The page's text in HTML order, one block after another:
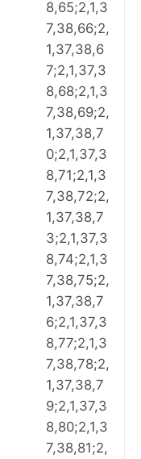
8,65;2,1,3
7,38,66;2,
1,37,38,6
7;2,1,37,3
8,68;2,1,3
7,38,69;2,
1,37,38,7
0;2,1,37,3
8,71;2,1,3
7,38,72;2,
1,37,38,7
3;2,1,37,3
8,74;2,1,3
7,38,75;2,
1,37,38,7
6;2,1,37,3
8,77;2,1,3
7,38,78;2,
1,37,38,7
9;2,1,37,3
8,80;2,1,3
7,38,81;2,